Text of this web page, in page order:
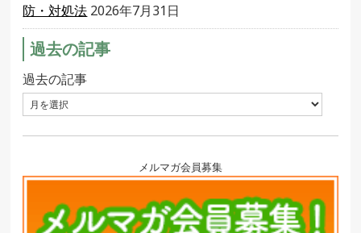
防・対処法 2026年7月31日
過去の記事
過去の記事
メルマガ会員募集